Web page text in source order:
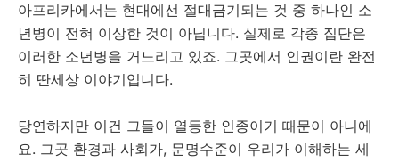
아프리카에서는 현대에선 절대금기되는 것 중 하나인 소
년병이 전혀 이상한 것이 아닙니다. 실제로 각종 집단은
이러한 소년병을 거느리고 있죠. 그곳에서 인권이란 완전
히 딴세상 이야기입니다.
당연하지만 이건 그들이 열등한 인종이기 때문이 아니에
요. 그곳 환경과 사회가, 문명수준이 우리가 이해하는 세